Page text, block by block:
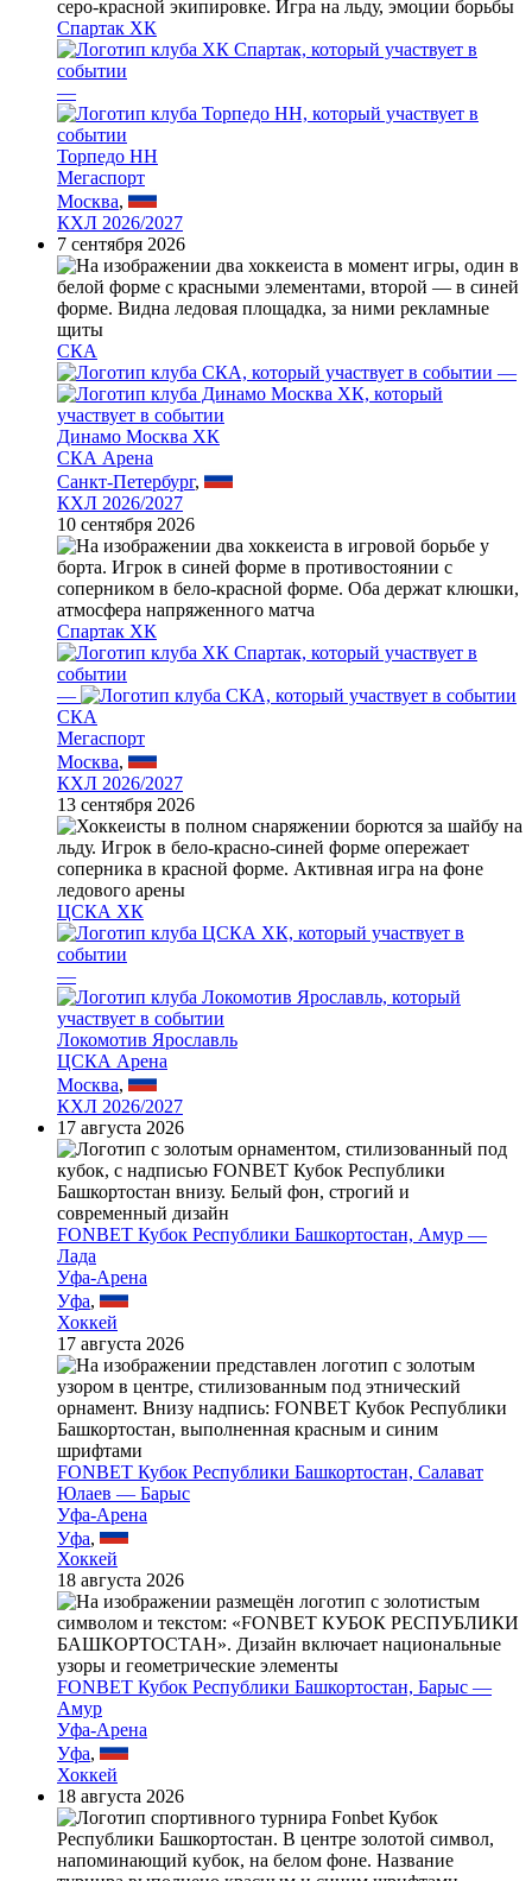
Спартак ХК
—
Торпедо НН
Мегаспорт
Москва,
КХЛ 2026/2027
7 сентября 2026
СКА
—
Динамо Москва ХК
СКА Арена
Санкт-Петербург,
КХЛ 2026/2027
10 сентября 2026
Спартак ХК
—
СКА
Мегаспорт
Москва,
КХЛ 2026/2027
13 сентября 2026
ЦСКА ХК
—
Локомотив Ярославль
ЦСКА Арена
Москва,
КХЛ 2026/2027
17 августа 2026
FONBET Кубок Республики Башкортостан, Амур —
Лада
Уфа-Арена
Уфа,
Хоккей
17 августа 2026
FONBET Кубок Республики Башкортостан, Салават
Юлаев — Барыс
Уфа-Арена
Уфа,
Хоккей
18 августа 2026
FONBET Кубок Республики Башкортостан, Барыс —
Амур
Уфа-Арена
Уфа,
Хоккей
18 августа 2026